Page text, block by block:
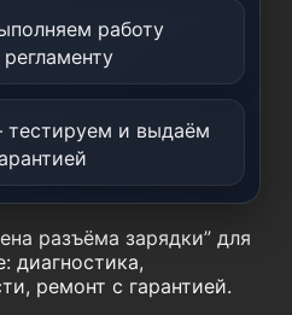
работу
и выдаём
разъёма зарядки” для
диагностика,
ремонт с гарантией.